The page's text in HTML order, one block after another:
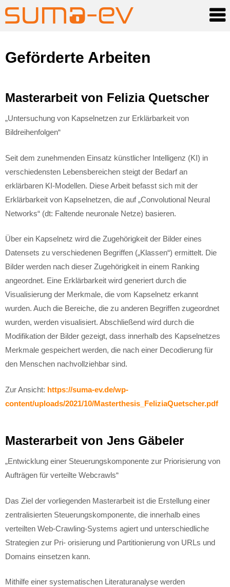
Skip
Geförderte Arbeiten
Masterarbeit von Felizia Quetscher
„Untersuchung von Kapselnetzen zur Erklärbarkeit von
Bildreihenfolgen“
Seit dem zunehmenden Einsatz künstlicher Intelligenz (KI) in
verschiedensten Lebensbereichen steigt der Bedarf an
erklärbaren KI-Modellen. Diese Arbeit befasst sich mit der
Erklärbarkeit von Kapselnetzen, die auf „Convolutional Neural
Networks“ (dt: Faltende neuronale Netze) basieren.
Über ein Kapselnetz wird die Zugehörigkeit der Bilder eines
Datensets zu verschiedenen Begriffen („Klassen“) ermittelt. Die
Bilder werden nach dieser Zugehörigkeit in einem Ranking
angeordnet. Eine Erklärbarkeit wird generiert durch die
Visualisierung der Merkmale, die vom Kapselnetz erkannt
wurden. Auch die Bereiche, die zu anderen Begriffen zugeordnet
wurden, werden visualisiert. Abschließend wird durch die
Modifikation der Bilder gezeigt, dass innerhalb des Kapselnetzes
Merkmale gespeichert werden, die nach einer Decodierung für
den Menschen nachvollziehbar sind.
Zur Ansicht: https://suma-ev.de/wp-
content/uploads/2021/10/Masterthesis_FeliziaQuetscher.pdf
Masterarbeit von Jens Gäbeler
„Entwicklung einer Steuerungskomponente zur Priorisierung von
Aufträgen für verteilte Webcrawls“
Das Ziel der vorliegenden Masterarbeit ist die Erstellung einer
zentralisierten Steuerungskomponente, die innerhalb eines
verteilten Web-Crawling-Systems agiert und unterschiedliche
Strategien zur Pri- orisierung und Partitionierung von URLs und
Domains einsetzen kann.
Mithilfe einer systematischen Literaturanalyse werden